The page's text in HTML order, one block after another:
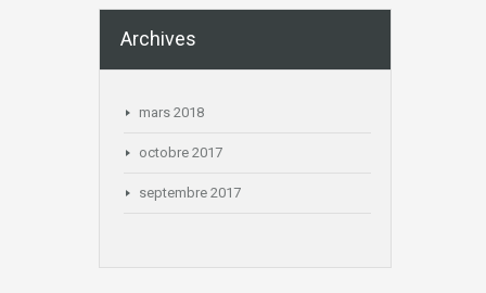
Archives
mars 2018
octobre 2017
septembre 2017